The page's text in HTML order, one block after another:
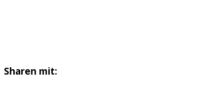
Sharen mit: